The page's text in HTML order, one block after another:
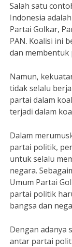
Salah satu
Indonesia
Partai Golkar,
PAN. Koalisi ini
dan
Namun,
tidak selalu
partai dalam
terjadi dalam
Dalam
partai politik,
untuk selalu
negara.
Umum Partai
partai politik
bangsa dan
Dengan adanya
antar partai